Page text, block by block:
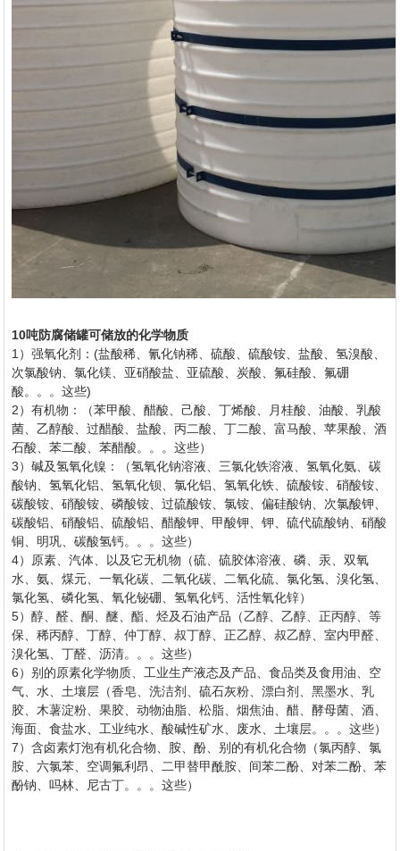
10吨防腐储罐可储放的化学物质
1）强氧化剂：(盐酸稀、氰化钠稀、硫酸、硫酸铵、盐酸、氢溴酸、
次氯酸钠、氯化镁、亚硝酸盐、亚硫酸、炭酸、氟硅酸、氟硼
酸。。。这些)
2）有机物：（苯甲酸、醋酸、己酸、丁烯酸、月桂酸、油酸、乳酸
菌、乙醇酸、过醋酸、盐酸、丙二酸、丁二酸、富马酸、苹果酸、酒
石酸、苯二酸、苯醋酸。。。这些）
3）碱及氢氧化镍：（氢氧化钠溶液、三氯化铁溶液、氢氧化氨、碳
酸钠、氢氧化铝、氢氧化钡、氯化铝、氢氧化铁、硫酸铵、硝酸铵、
碳酸铵、硝酸铵、磷酸铵、过硫酸铵、氯铵、偏硅酸钠、次氯酸钾、
碳酸铝、硝酸铝、硫酸铝、醋酸钾、甲酸钾、钾、硫代硫酸钠、硝酸
铜、明巩、碳酸氢钙。。。这些）
4）原素、汽体、以及它无机物（硫、硫胶体溶液、磷、汞、双氧
水、氨、煤元、一氧化碳、二氧化碳、二氧化硫、氯化氢、溴化氢、
氯化氢、磷化氢、氧化铋硼、氢氧化钙、活性氧化锌）
5）醇、醛、酮、醚、酯、烃及石油产品（乙醇、乙醇、正丙醇、等
保、稀丙醇、丁醇、仲丁醇、叔丁醇、正乙醇、叔乙醇、室内甲醛、
溴化氢、丁醛、沥清。。。这些）
6）别的原素化学物质、工业生产液态及产品、食品类及食用油、空
气、水、土壤层（香皂、洗洁剂、硫石灰粉、漂白剂、黑墨水、乳
胶、木薯淀粉、果胶、动物油脂、松脂、烟焦油、醋、酵母菌、酒、
海面、食盐水、工业纯水、酸碱性矿水、废水、土壤层。。。这些）
7）含卤素灯泡有机化合物、胺、酚、别的有机化合物（氯丙醇、氯
胺、六氯苯、空调氟利昂、二甲替甲酰胺、间苯二酚、对苯二酚、苯
酚钠、吗林、尼古丁。。。这些）